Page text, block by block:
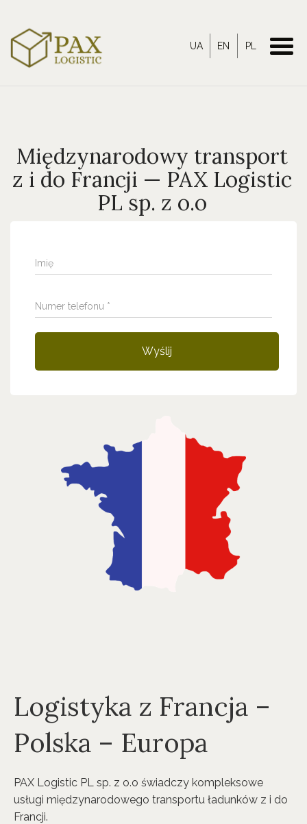
UA EN PL
Międzynarodowy transport
z i do Francji — PAX Logistic
PL sp. z o.o
Imię
Numer telefonu *
Wyślij
Logistyka z Francja –
Polska – Europa
PAX Logistic PL sp. z o.o świadczy kompleksowe
usługi międzynarodowego transportu ładunków z i do
Francji.